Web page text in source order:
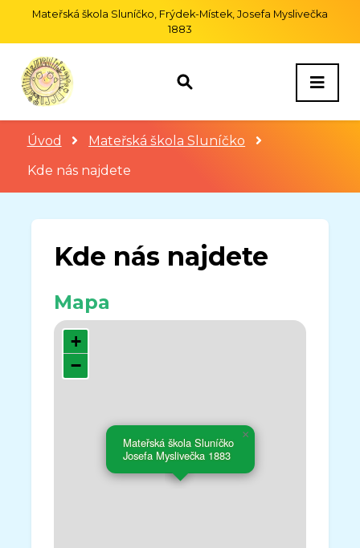
Mateřská škola Sluníčko, Frýdek-Místek, Josefa Myslivečka
1883
Úvod
Mateřská škola Sluníčko
Kde nás najdete
Kde nás najdete
Mapa
Mateřská škola Sluníčko
Josefa Myslivečka 1883
×
+
−